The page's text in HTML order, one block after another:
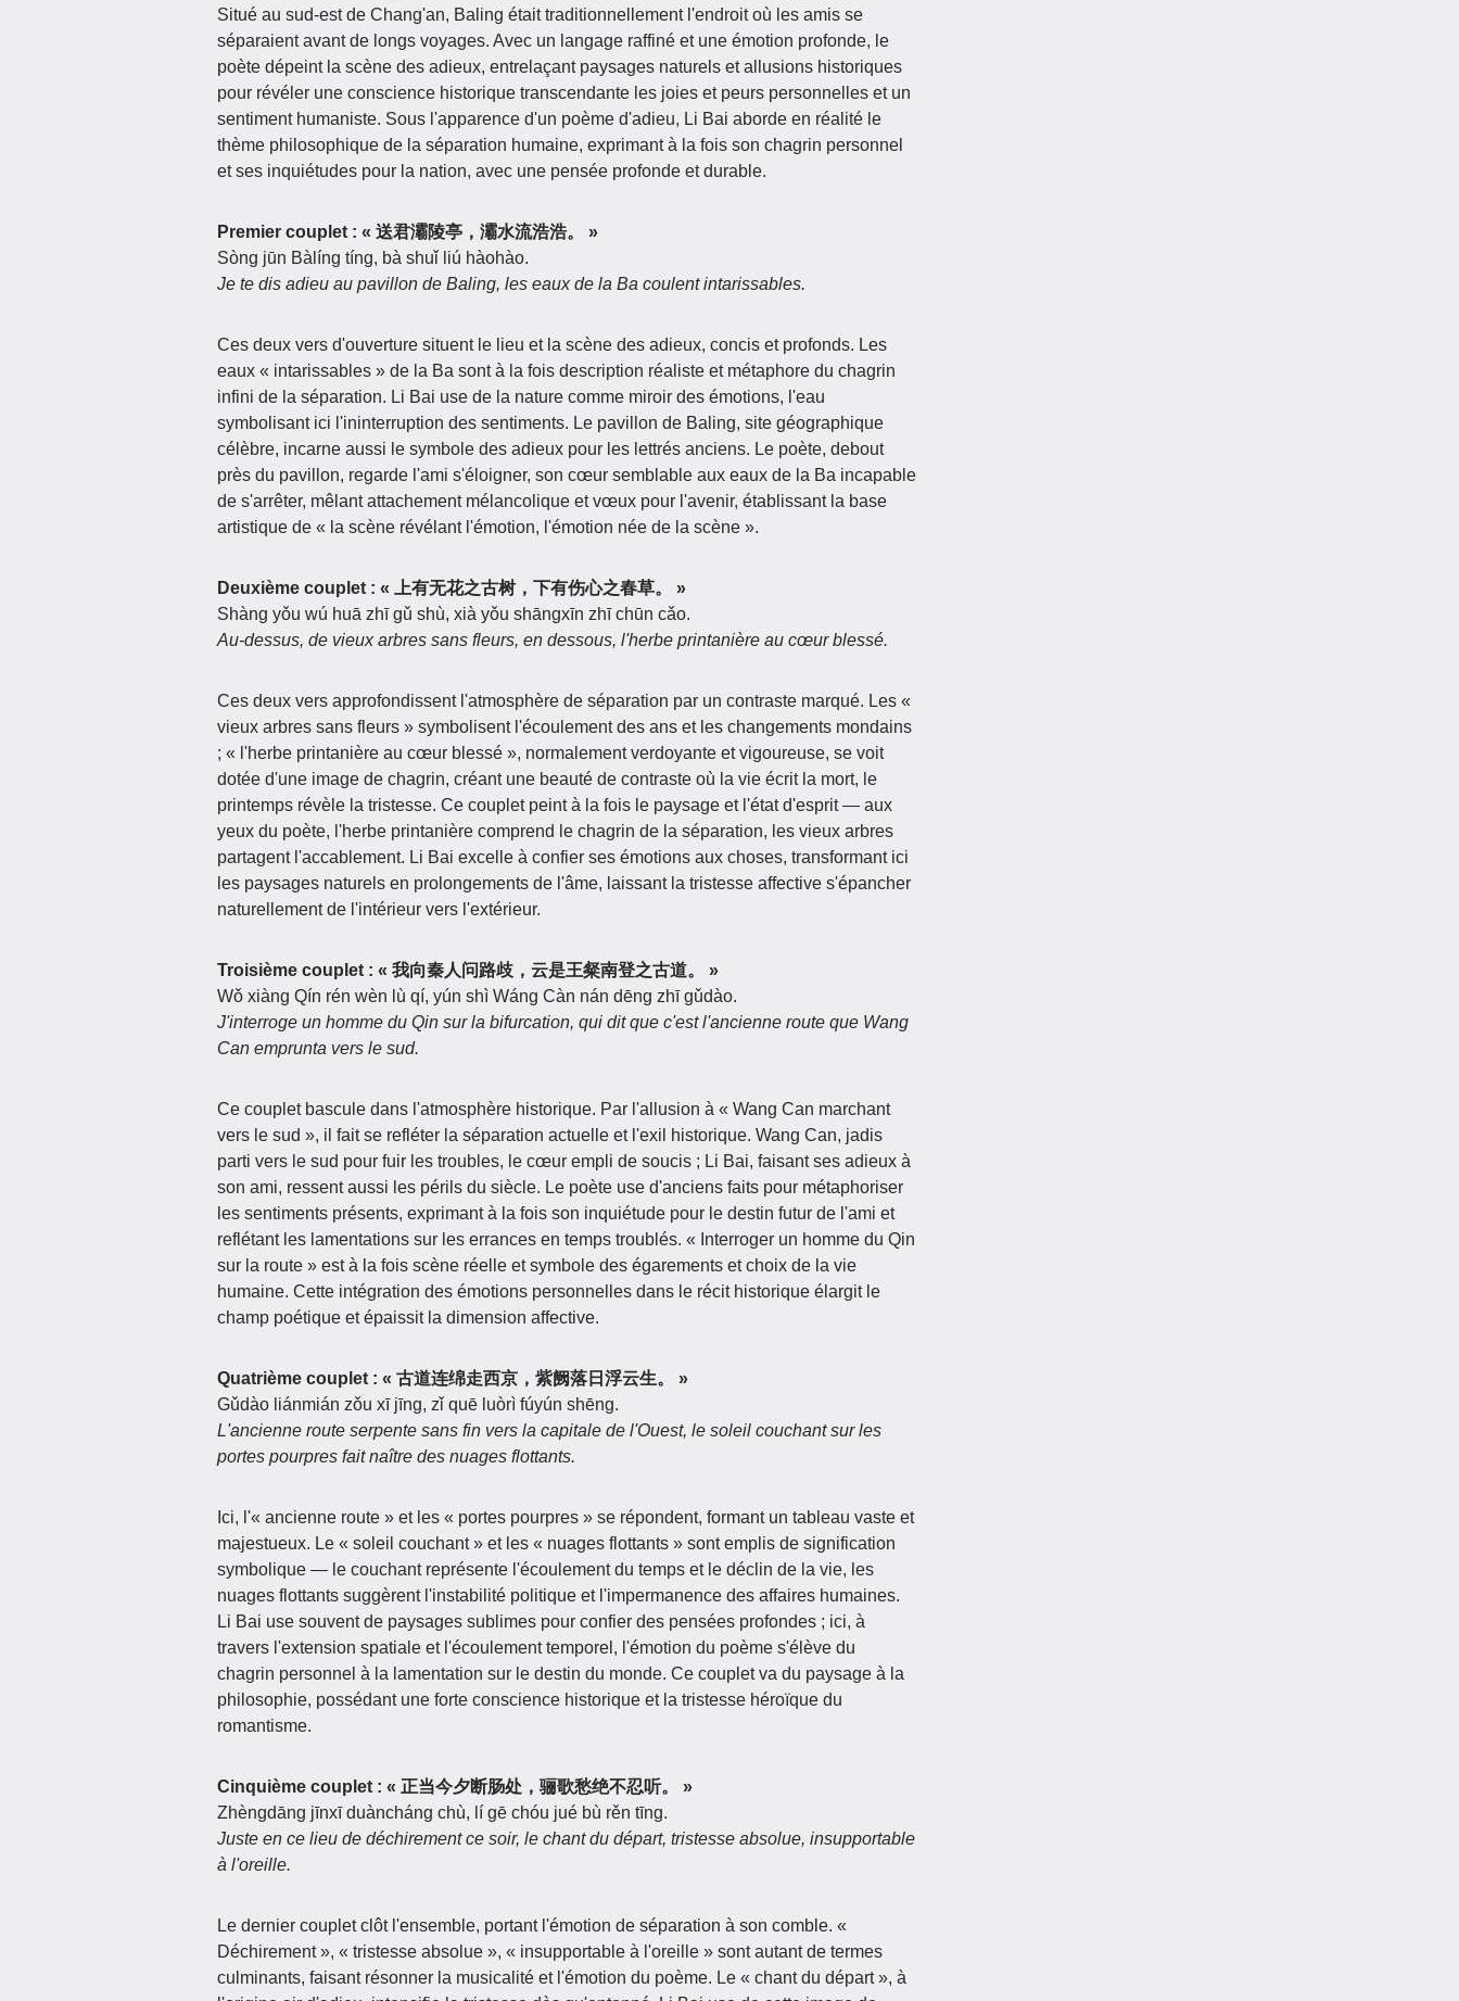
Situé au sud-est de Chang'an, Baling était traditionnellement l'endroit où les amis se
séparaient avant de longs voyages. Avec un langage raffiné et une émotion profonde, le
poète dépeint la scène des adieux, entrelaçant paysages naturels et allusions historiques
pour révéler une conscience historique transcendante les joies et peurs personnelles et un
sentiment humaniste. Sous l'apparence d'un poème d'adieu, Li Bai aborde en réalité le
thème philosophique de la séparation humaine, exprimant à la fois son chagrin personnel
et ses inquiétudes pour la nation, avec une pensée profonde et durable.
Premier couplet : « 送君灞陵亭，灞水流浩浩。 »
Sòng jūn Bàlíng tíng, bà shuǐ liú hàohào.
Je te dis adieu au pavillon de Baling, les eaux de la Ba coulent intarissables.
Ces deux vers d'ouverture situent le lieu et la scène des adieux, concis et profonds. Les
eaux « intarissables » de la Ba sont à la fois description réaliste et métaphore du chagrin
infini de la séparation. Li Bai use de la nature comme miroir des émotions, l'eau
symbolisant ici l'ininterruption des sentiments. Le pavillon de Baling, site géographique
célèbre, incarne aussi le symbole des adieux pour les lettrés anciens. Le poète, debout
près du pavillon, regarde l'ami s'éloigner, son cœur semblable aux eaux de la Ba incapable
de s'arrêter, mêlant attachement mélancolique et vœux pour l'avenir, établissant la base
artistique de « la scène révélant l'émotion, l'émotion née de la scène ».
Deuxième couplet : « 上有无花之古树，下有伤心之春草。 »
Shàng yǒu wú huā zhī gǔ shù, xià yǒu shāngxīn zhī chūn cǎo.
Au-dessus, de vieux arbres sans fleurs, en dessous, l'herbe printanière au cœur blessé.
Ces deux vers approfondissent l'atmosphère de séparation par un contraste marqué. Les «
vieux arbres sans fleurs » symbolisent l'écoulement des ans et les changements mondains
; « l'herbe printanière au cœur blessé », normalement verdoyante et vigoureuse, se voit
dotée d'une image de chagrin, créant une beauté de contraste où la vie écrit la mort, le
printemps révèle la tristesse. Ce couplet peint à la fois le paysage et l'état d'esprit — aux
yeux du poète, l'herbe printanière comprend le chagrin de la séparation, les vieux arbres
partagent l'accablement. Li Bai excelle à confier ses émotions aux choses, transformant ici
les paysages naturels en prolongements de l'âme, laissant la tristesse affective s'épancher
naturellement de l'intérieur vers l'extérieur.
Troisième couplet : « 我向秦人问路歧，云是王粲南登之古道。 »
Wǒ xiàng Qín rén wèn lù qí, yún shì Wáng Càn nán dēng zhī gǔdào.
J'interroge un homme du Qin sur la bifurcation, qui dit que c'est l'ancienne route que Wang
Can emprunta vers le sud.
Ce couplet bascule dans l'atmosphère historique. Par l'allusion à « Wang Can marchant
vers le sud », il fait se refléter la séparation actuelle et l'exil historique. Wang Can, jadis
parti vers le sud pour fuir les troubles, le cœur empli de soucis ; Li Bai, faisant ses adieux à
son ami, ressent aussi les périls du siècle. Le poète use d'anciens faits pour métaphoriser
les sentiments présents, exprimant à la fois son inquiétude pour le destin futur de l'ami et
reflétant les lamentations sur les errances en temps troublés. « Interroger un homme du Qin
sur la route » est à la fois scène réelle et symbole des égarements et choix de la vie
humaine. Cette intégration des émotions personnelles dans le récit historique élargit le
champ poétique et épaissit la dimension affective.
Quatrième couplet : « 古道连绵走西京，紫阙落日浮云生。 »
Gǔdào liánmián zǒu xī jīng, zǐ quē luòrì fúyún shēng.
L'ancienne route serpente sans fin vers la capitale de l'Ouest, le soleil couchant sur les
portes pourpres fait naître des nuages flottants.
Ici, l'« ancienne route » et les « portes pourpres » se répondent, formant un tableau vaste et
majestueux. Le « soleil couchant » et les « nuages flottants » sont emplis de signification
symbolique — le couchant représente l'écoulement du temps et le déclin de la vie, les
nuages flottants suggèrent l'instabilité politique et l'impermanence des affaires humaines.
Li Bai use souvent de paysages sublimes pour confier des pensées profondes ; ici, à
travers l'extension spatiale et l'écoulement temporel, l'émotion du poème s'élève du
chagrin personnel à la lamentation sur le destin du monde. Ce couplet va du paysage à la
philosophie, possédant une forte conscience historique et la tristesse héroïque du
romantisme.
Cinquième couplet : « 正当今夕断肠处，骊歌愁绝不忍听。 »
Zhèngdāng jīnxī duàncháng chù, lí gē chóu jué bù rěn tīng.
Juste en ce lieu de déchirement ce soir, le chant du départ, tristesse absolue, insupportable
à l'oreille.
Le dernier couplet clôt l'ensemble, portant l'émotion de séparation à son comble. «
Déchirement », « tristesse absolue », « insupportable à l'oreille » sont autant de termes
culminants, faisant résonner la musicalité et l'émotion du poème. Le « chant du départ », à